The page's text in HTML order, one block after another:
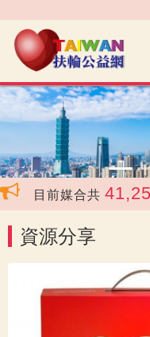
‹
目前媒合共 41,252
資源分享